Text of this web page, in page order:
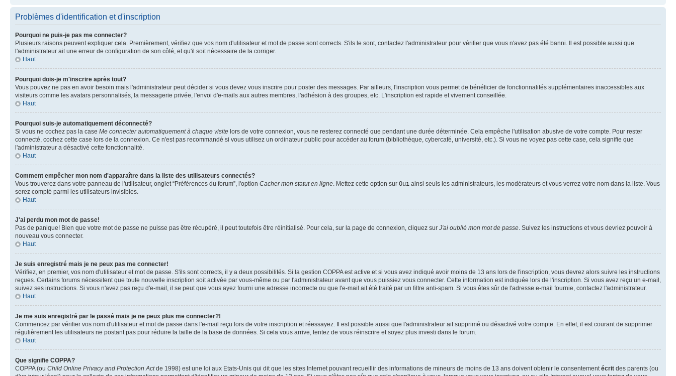
Problèmes d'identification et d'inscription
Pourquoi ne puis-je pas me connecter?
Plusieurs raisons peuvent expliquer cela. Premièrement, vérifiez que vos nom d'utilisateur et mot de passe sont corrects. S'ils le sont, contactez l'administrateur pour vérifier que vous n'avez pas été banni. Il est possible aussi que
l'administrateur ait une erreur de configuration de son côté, et qu'il soit nécessaire de la corriger.
Haut
Pourquoi dois-je m'inscrire après tout?
Vous pouvez ne pas en avoir besoin mais l'administrateur peut décider si vous devez vous inscrire pour poster des messages. Par ailleurs, l'inscription vous permet de bénéficier de fonctionnalités supplémentaires inaccessibles aux
visiteurs comme les avatars personnalisés, la messagerie privée, l'envoi d'e-mails aux autres membres, l'adhésion à des groupes, etc. L'inscription est rapide et vivement conseillée.
Haut
Pourquoi suis-je automatiquement déconnecté?
Si vous ne cochez pas la case Me connecter automatiquement à chaque visite lors de votre connexion, vous ne resterez connecté que pendant une durée déterminée. Cela empêche l'utilisation abusive de votre compte. Pour rester
connecté, cochez cette case lors de la connexion. Ce n'est pas recommandé si vous utilisez un ordinateur public pour accéder au forum (bibliothèque, cybercafé, université, etc.). Si vous ne voyez pas cette case, cela signifie que
l'administrateur a désactivé cette fonctionnalité.
Haut
Comment empêcher mon nom d'apparaître dans la liste des utilisateurs connectés?
Vous trouverez dans votre panneau de l'utilisateur, onglet “Préférences du forum”, l'option Cacher mon statut en ligne. Mettez cette option sur Oui ainsi seuls les administrateurs, les modérateurs et vous verrez votre nom dans la liste. Vous
serez compté parmi les utilisateurs invisibles.
Haut
J'ai perdu mon mot de passe!
Pas de panique! Bien que votre mot de passe ne puisse pas être récupéré, il peut toutefois être réinitialisé. Pour cela, sur la page de connexion, cliquez sur J'ai oublié mon mot de passe. Suivez les instructions et vous devriez pouvoir à
nouveau vous connecter.
Haut
Je suis enregistré mais je ne peux pas me connecter!
Vérifiez, en premier, vos nom d'utilisateur et mot de passe. S'ils sont corrects, il y a deux possibilités. Si la gestion COPPA est active et si vous avez indiqué avoir moins de 13 ans lors de l'inscription, vous devrez alors suivre les instructions
reçues. Certains forums nécessitent que toute nouvelle inscription soit activée par vous-même ou par l'administrateur avant que vous puissiez vous connecter. Cette information est indiquée lors de l'inscription. Si vous avez reçu un e-mail,
suivez ses instructions. Si vous n'avez pas reçu d'e-mail, il se peut que vous ayez fourni une adresse incorrecte ou que l'e-mail ait été traité par un filtre anti-spam. Si vous êtes sûr de l'adresse e-mail fournie, contactez l'administrateur.
Haut
Je me suis enregistré par le passé mais je ne peux plus me connecter?!
Commencez par vérifier vos nom d'utilisateur et mot de passe dans l'e-mail reçu lors de votre inscription et réessayez. Il est possible aussi que l'administrateur ait supprimé ou désactivé votre compte. En effet, il est courant de supprimer
régulièrement les utilisateurs ne postant pas pour réduire la taille de la base de données. Si cela vous arrive, tentez de vous réinscrire et soyez plus investi dans le forum.
Haut
Que signifie COPPA?
COPPA (ou Child Online Privacy and Protection Actde 1998) est une loi aux Etats-Unis qui dit que les sites Internet pouvant recueillir des informations de mineurs de moins de 13 ans doivent obtenir le consentementécrit des parents (ou